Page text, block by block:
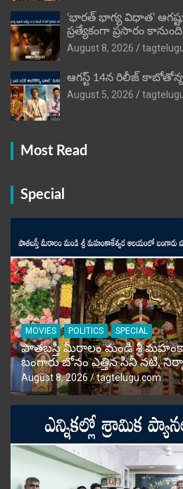
‘భారత్ భాగ్య విధాత’
ప్రత్యేకంగా ప్రసారం
August 8, 2026
ఆగస్ట్ 14న రిలీజ్
August 5, 2026
Most Read
Special
MOVIES POLITICS SPECIAL
పాతబస్తీ మీరాలం మండి శ్రీ
బంగారు బోనం ఎత్తిన సినీ నటి,
August 8, 2026 tagtelugu.com